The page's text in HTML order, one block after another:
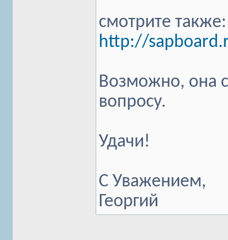
смотрите также:
http://
Возможно, она
вопросу.
Удачи!
С Уважением,
Георгий